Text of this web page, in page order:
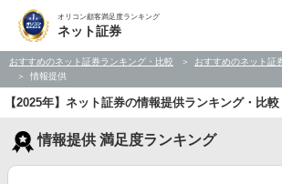
オリコン顧客満足度ランキング
ネット証券
おすすめのネット証券ランキング・比較
おすすめのネット証
情報提供
【2025年】ネット証券の情報提供ランキング・比較
情報提供 満足度ランキング